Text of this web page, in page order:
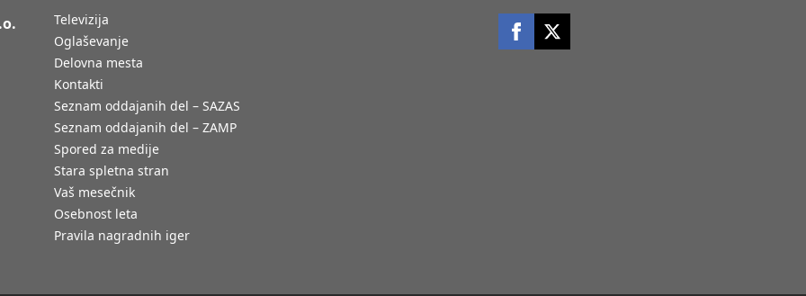
Televizija
Oglaševanje
Delovna mesta
Kontakti
Seznam oddajanih del – SAZAS
Seznam oddajanih del – ZAMP
Spored za medije
Stara spletna stran
Vaš mesečnik
Osebnost leta
Pravila nagradnih iger